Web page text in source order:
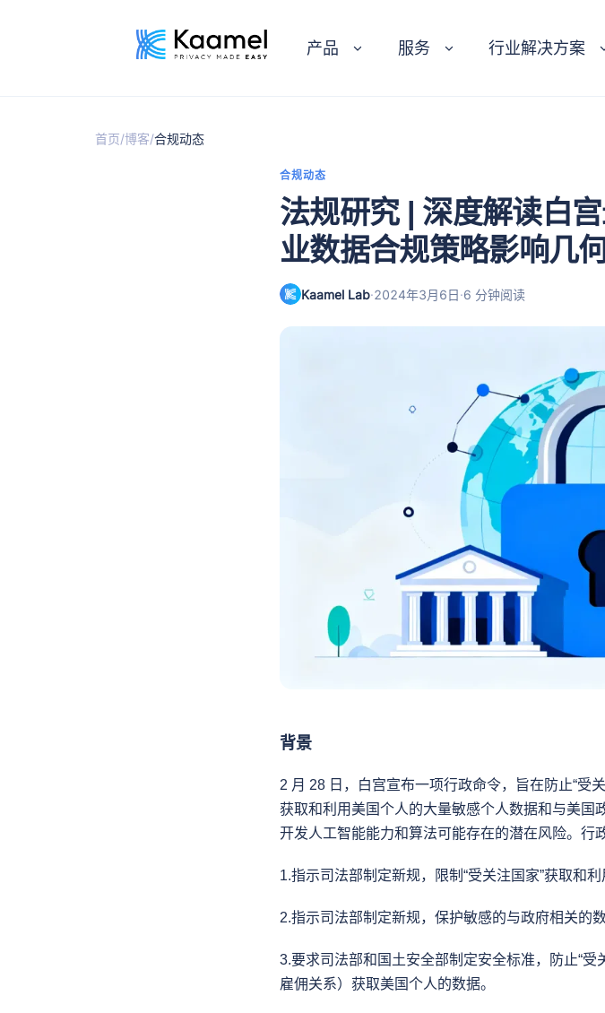
产品 服务 行业解决方案
首页/博客/合规动态
合规动态
法规研究 | 深度解读白
业数据合规策略影响几
Kaamel Lab·2024年3月6日·6 分钟阅读
背景
2 月 28 日，白宫宣布一项行政命令，旨在防止“受
获取和利用美国个人的大量敏感个人数据和与美
开发人工智能能力和算法可能存在的潜在风险。行
1.指示司法部制定新规，限制“受关注国家”获取和
2.指示司法部制定新规，保护敏感的与政府相关的数
3.要求司法部和国土安全部制定安全标准，防止“
雇佣关系）获取美国个人的数据。